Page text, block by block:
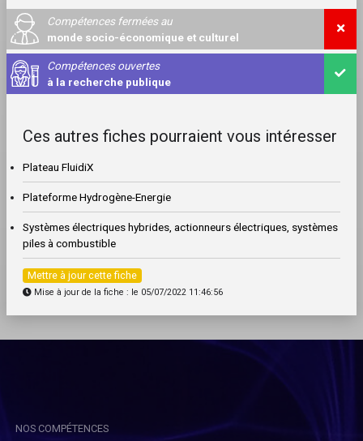
Compétences fermées au
monde socio-économique et culturel
Compétences ouvertes
à la recherche publique
Ces autres fiches pourraient vous intéresser
Plateau FluidiX
Plateforme Hydrogène-Energie
Systèmes électriques hybrides, actionneurs électriques, systèmes
piles à combustible
Mettre à jour cette fiche
Mise à jour de la fiche : le 05/07/2022 11:46:56
NOS COMPÉTENCES